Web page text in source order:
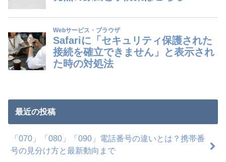
最近の投稿
「070」「080」「090」電話番号の違いとは？携帯番
号の見分け方と最新動向まで